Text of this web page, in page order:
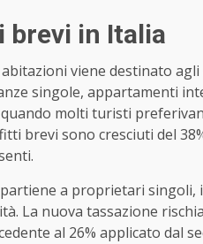
brevi in Italia
viene destinato
singole, appartamenti
molti turisti
brevi sono cresciuti del
a proprietari singoli,
La nuova tassazione
al 26% applicato dal